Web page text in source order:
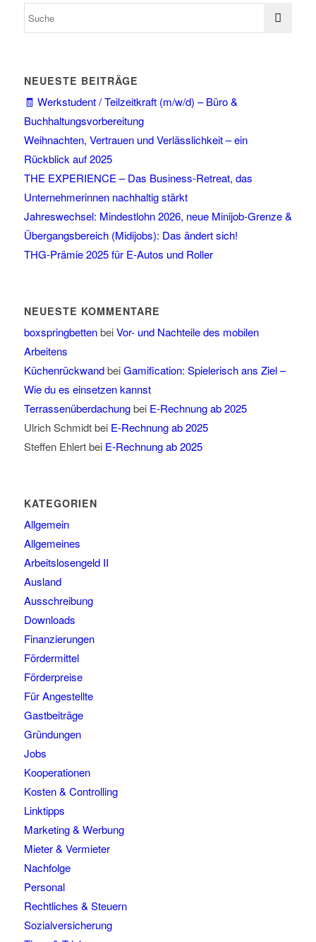
NEUESTE BEITRÄGE
🧾 Werkstudent / Teilzeitkraft (m/w/d) – Büro &
Buchhaltungsvorbereitung
Weihnachten, Vertrauen und Verlässlichkeit – ein
Rückblick auf 2025
THE EXPERIENCE – Das Business-Retreat, das
Unternehmerinnen nachhaltig stärkt
Jahreswechsel: Mindestlohn 2026, neue Minijob-Grenze &
Übergangsbereich (Midijobs): Das ändert sich!
THG-Prämie 2025 für E-Autos und Roller
NEUESTE KOMMENTARE
boxspringbettenbeiVor- und Nachteile des mobilen
Arbeitens
KüchenrückwandbeiGamification: Spielerisch ans Ziel –
Wie du es einsetzen kannst
Terrassenüberdachungbei E-Rechnung ab 2025
Ulrich Schmidtbei E-Rechnung ab 2025
Steffen Ehlertbei E-Rechnung ab 2025
KATEGORIEN
Allgemein
Allgemeines
Arbeitslosengeld II
Ausland
Ausschreibung
Downloads
Finanzierungen
Fördermittel
Förderpreise
Für Angestellte
Gastbeiträge
Gründungen
Jobs
Kooperationen
Kosten & Controlling
Linktipps
Marketing & Werbung
Mieter & Vermieter
Nachfolge
Personal
Rechtliches & Steuern
Sozialversicherung